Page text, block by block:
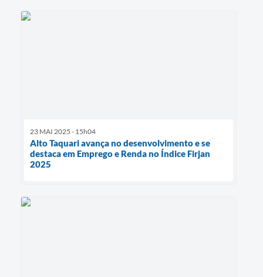
23 MAI 2025 - 15h04
Alto Taquari avança no desenvolvimento e se
destaca em Emprego e Renda no Índice Firjan
2025